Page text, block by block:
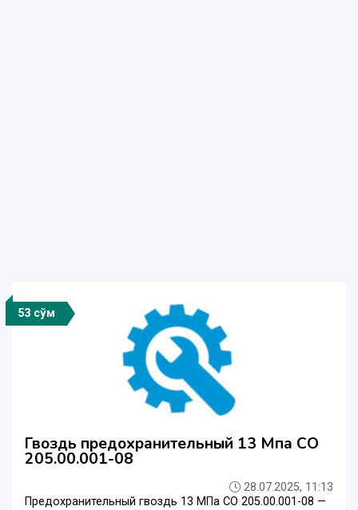
53 сўм
Гвоздь предохранительный 13 Мпа СО
205.00.001-08
28.07.2025, 11:13
Предохранительный гвоздь 13 МПа СО 205.00.001-08 —